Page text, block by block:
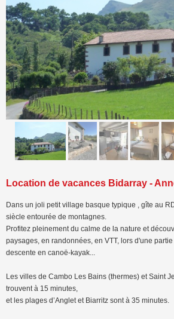
<
Location de vacances Bidarray -
Dans un joli petit village basque typique , gîte au
siècle entourée de montagnes.
Profitez pleinement du calme de la nature et
paysages, en randonnées, en VTT, lors d'une
descente en canoë-kayak...
Les villes de Cambo Les Bains (thermes) et Saint
trouvent à 15 minutes,
et les plages d’Anglet et Biarritz sont à 35 minutes.